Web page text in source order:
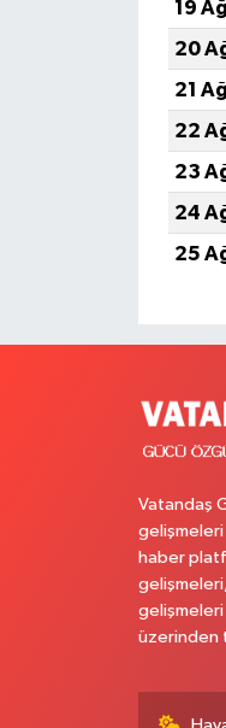
19
20
21
22
23
24
25
Vatandaş
gelişmeleri
haber
gelişmeleri
üzerinden